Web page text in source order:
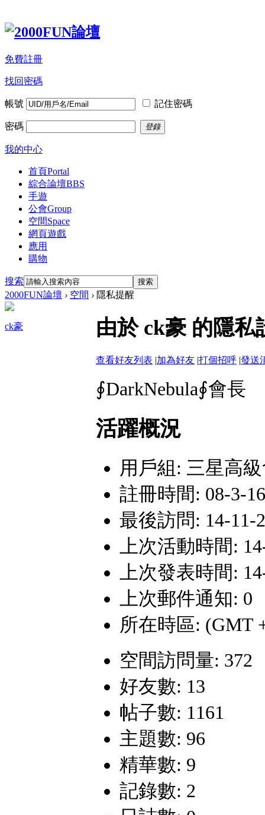
免費註冊
找回密碼
帳號 記住密碼
密碼 登錄
我的中心
首頁Portal
綜合論壇BBS
手遊
公會Group
空間Space
網頁遊戲
應用
購物
搜索 搜索
2000FUN論壇 › 空間 › 隱私提醒
ck豪 由於 ck豪 的隱
查看好友列表 |加為好友 |打個招呼 |發送
∮DarkNebula∮會長
活躍概況
用戶組: 三星高
註冊時間: 08-3-
最後訪問: 14-11-
上次活動時間:
上次發表時間:
上次郵件通知: 0
所在時區: (GMT
空間訪問量: 372
好友數: 13
帖子數: 1161
主題數: 96
精華數: 9
記錄數: 2